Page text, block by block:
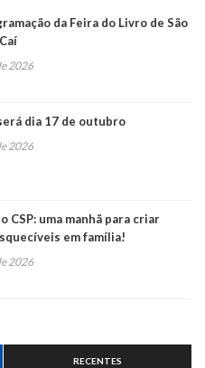
da Feira do Livro de São
2026
dia 17 de outubro
2026
CSP: uma manhã para criar
em família!
2026
RECENTES